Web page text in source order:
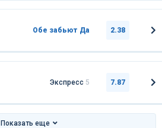
Обе забьют Да 2.38
Экспресс 5 7.87
Показать еще